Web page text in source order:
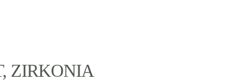
ZIRKONIA